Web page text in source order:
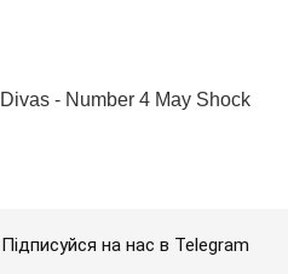
на нас в Telegram